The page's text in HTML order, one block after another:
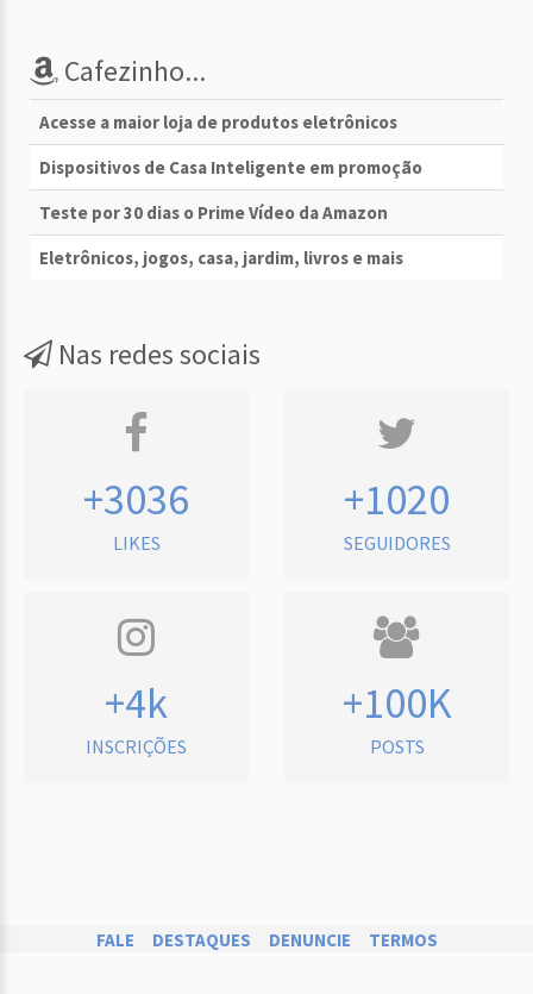
Cafezinho...
Acesse a maior loja de produtos eletrônicos
Dispositivos de Casa Inteligente em promoção
Teste por 30 dias o Prime Vídeo da Amazon
Eletrônicos, jogos, casa, jardim, livros e mais
Nas redes sociais
+3036
LIKES
+1020
SEGUIDORES
+4k
INSCRIÇÕES
+100K
POSTS
FALE DESTAQUES DENUNCIE TERMOS